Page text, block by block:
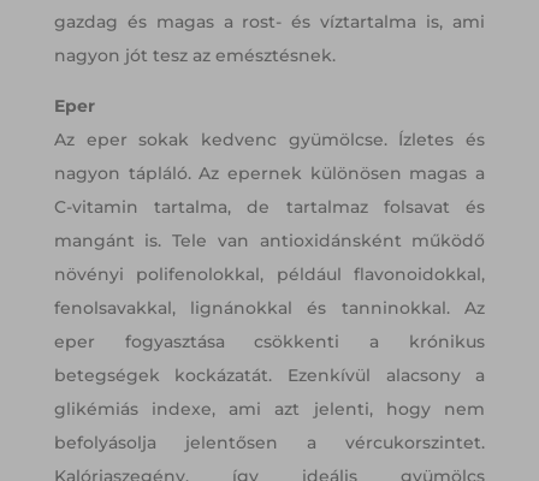
gazdag és magas a rost- és víztartalma is, ami
nagyon jót tesz az emésztésnek.
Eper
Az eper sokak kedvenc gyümölcse. Ízletes és
nagyon tápláló. Az epernek különösen magas a
C-vitamin tartalma, de tartalmaz folsavat és
mangánt is. Tele van antioxidánsként működő
növényi polifenolokkal, például flavonoidokkal,
fenolsavakkal, lignánokkal és tanninokkal. Az
eper fogyasztása csökkenti a krónikus
betegségek kockázatát. Ezenkívül alacsony a
glikémiás indexe, ami azt jelenti, hogy nem
befolyásolja jelentősen a vércukorszintet.
Kalóriaszegény, így ideális gyümölcs